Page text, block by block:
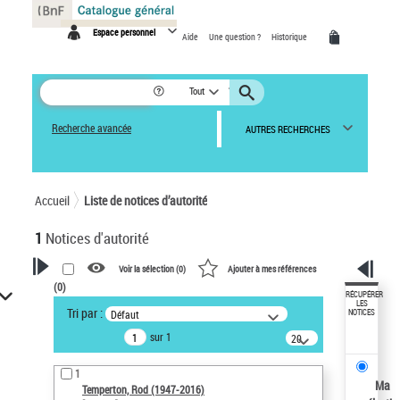
Espace personnel Aide Une question ? Historique
Tout
Recherche avancée AUTRES RECHERCHES
Accueil Liste de notices d’autorité
1 Notices d'autorité
VOTRE RECHERCHE
Recherche avancée dans les
notices d’autorité
Œuvres liées à l'auteur :
Temperton, Rod (1947-2016)
Voir la sélection (0) Ajouter à mes références
(0)
Tri par : Défaut
sur 1
20
résultats/page
1
Temperton, Rod (1947-2016)
RÉCUPÉRER
LES
NOTICES
Ma
Panneau de gestion des cookies